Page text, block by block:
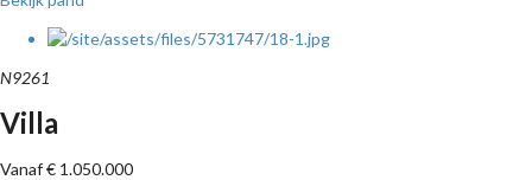
N9261
Villa
Vanaf € 1.050.000